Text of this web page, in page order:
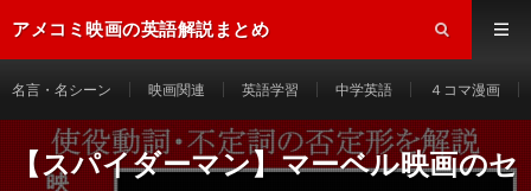
アメコミ映画の英語解説まとめ
名言・名シーン 映画関連 英語学習 中学英語 ４コマ漫画
【スパイダーマン】マーベル映画のセ